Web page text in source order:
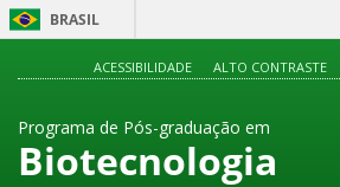
BRASIL
ACESSIBILIDADE ALTO CONTRASTE
Programa de Pós-graduação em
Biotecnologia